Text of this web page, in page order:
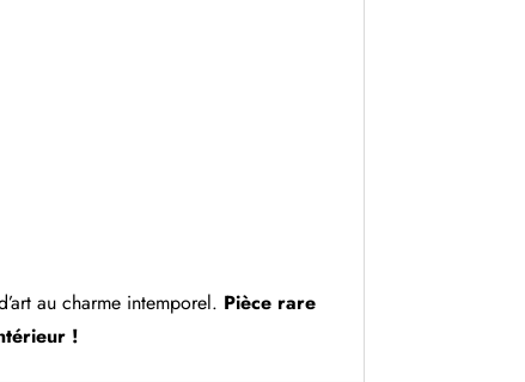
au charme intemporel. Pièce rare
!